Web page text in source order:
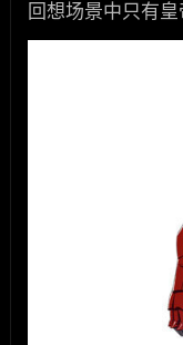
回想场景中只有皇